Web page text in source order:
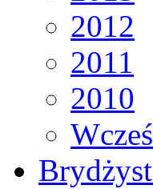
2012
2011
2010